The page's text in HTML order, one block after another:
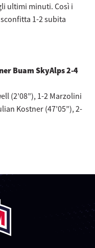
ultimi minuti. Così i
1-2 subita
Buam SkyAlps 2-4
(2’08”), 1-2 Marzolini
Kostner (47’05”), 2-